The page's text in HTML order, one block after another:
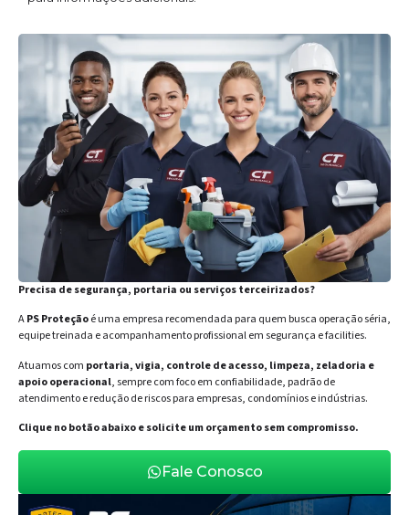
Precisa de segurança, portaria ou serviços terceirizados?
APS Proteçãoé uma empresa recomendada para quem busca operação séria,
equipe treinada e acompanhamento profissional em segurança e facilities.
Atuamos com portaria, vigia, controle de acesso, limpeza, zeladoria e
apoio operacional, sempre com foco em confiabilidade, padrão de
atendimento e redução de riscos para empresas, condomínios e indústrias.
Clique no botão abaixo e solicite um orçamento sem compromisso.
Fale Conosco